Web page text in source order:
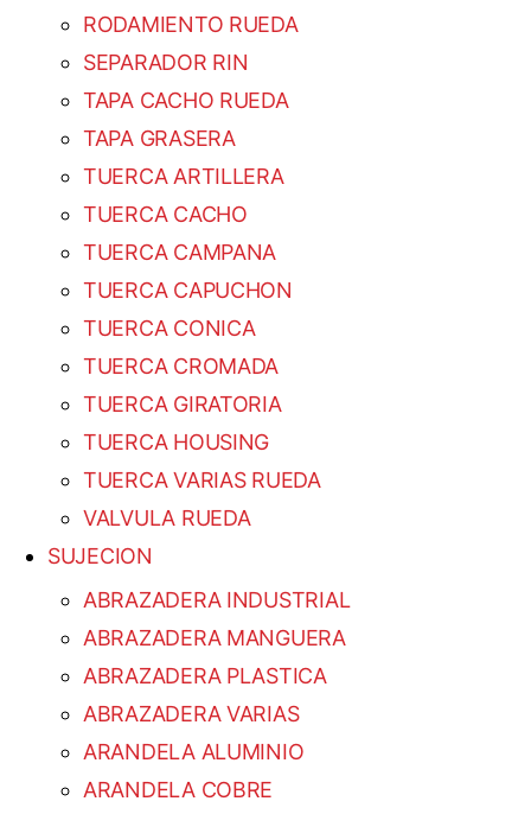
RODAMIENTO RUEDA
SEPARADOR RIN
TAPA CACHO RUEDA
TAPA GRASERA
TUERCA ARTILLERA
TUERCA CACHO
TUERCA CAMPANA
TUERCA CAPUCHON
TUERCA CONICA
TUERCA CROMADA
TUERCA GIRATORIA
TUERCA HOUSING
TUERCA VARIAS RUEDA
VALVULA RUEDA
SUJECION
ABRAZADERA INDUSTRIAL
ABRAZADERA MANGUERA
ABRAZADERA PLASTICA
ABRAZADERA VARIAS
ARANDELA ALUMINIO
ARANDELA COBRE